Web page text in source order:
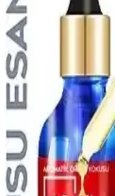
Lancome Tresor Edp
şık bir kadın
günlük ve özel
Afro Dynamic
Etkileyen
Afro Dynamic
da, koku notaları,
kalıcılığı etkiler. Doğru
artırılabilir.
Afrodizyak
Kokuların Güncel